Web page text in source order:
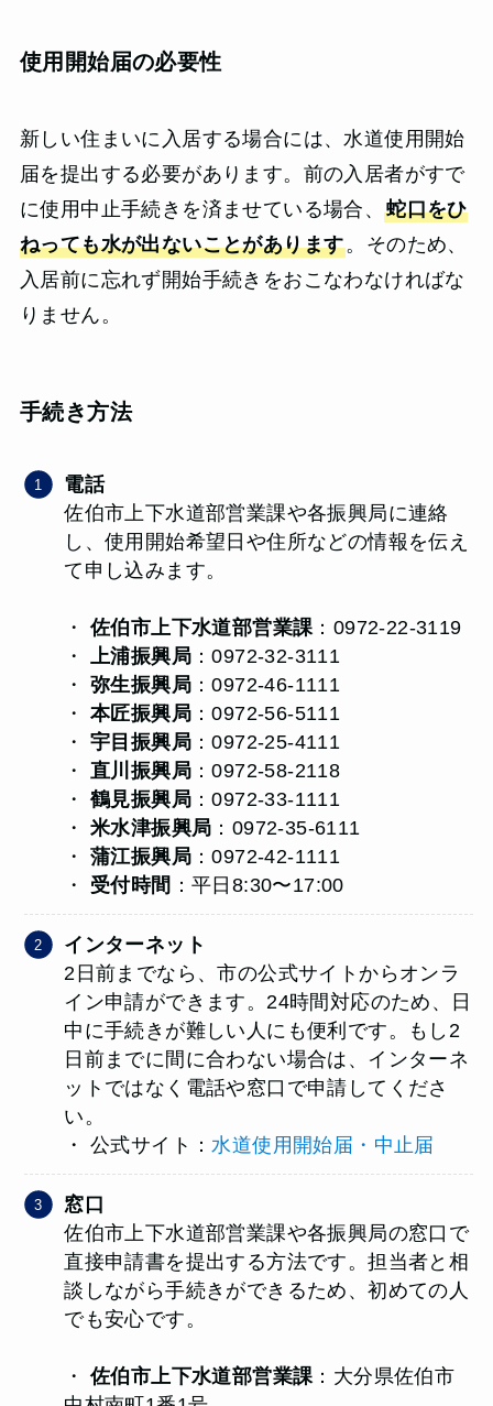
使用開始届の必要性
新しい住まいに入居する場合には、水道使用開始
届を提出する必要があります。前の入居者がすで
に使用中止手続きを済ませている場合、蛇口をひ
ねっても水が出ないことがあります。そのため、
入居前に忘れず開始手続きをおこなわなければな
りません。
手続き方法
電話
佐伯市上下水道部営業課や各振興局に連絡
し、使用開始希望日や住所などの情報を伝え
て申し込みます。
・佐伯市上下水道部営業課：0972-22-3119
・
上浦振興局 ：0972-32-3111
・弥生振興局 ：0972-46-1111
・本匠振興局 ：0972-56-5111
・宇目振興局 ：0972-25-4111
・直川振興局 ：0972-58-2118
・鶴見振興局 ：0972-33-1111
・米水津振興局 ：0972-35-6111
・
蒲江振興局 ：0972-42-1111
・ 受付時間 ：平日8:30〜17:00
インターネット
2日前までなら、市の公式サイトからオンラ
イン申請ができます。24時間対応のため、日
中に手続きが難しい人にも便利です。もし2
日前までに間に合わない場合は、インターネ
ットではなく電話や窓口で申請してくださ
い。
・ 公式サイト： 水道使用開始届・中止届
窓口
佐伯市上下水道部営業課や各振興局の窓口で
直接申請書を提出する方法です。担当者と相
談しながら手続きができるため、初めての人
でも安心です。
・佐伯市上下水道部営業課 ：大分県佐伯市